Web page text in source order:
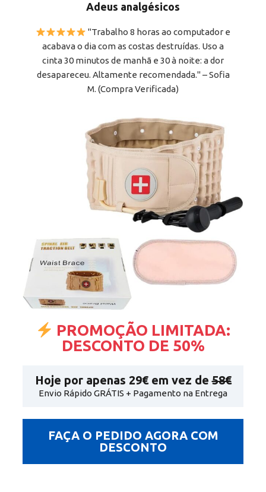
Adeus analgésicos
"Trabalho 8 horas ao computador e
acabava o dia com as costas destruídas. Uso a
cinta 30 minutos de manhã e 30 à noite: a dor
desapareceu. Altamente recomendada." – Sofia
M. (Compra Verificada)
PROMOÇÃO LIMITADA:
DESCONTO DE 50%
Hoje por apenas 29€em vez de58€
Envio Rápido GRÁTIS + Pagamento na Entrega
FAÇA O PEDIDO AGORA COM
DESCONTO